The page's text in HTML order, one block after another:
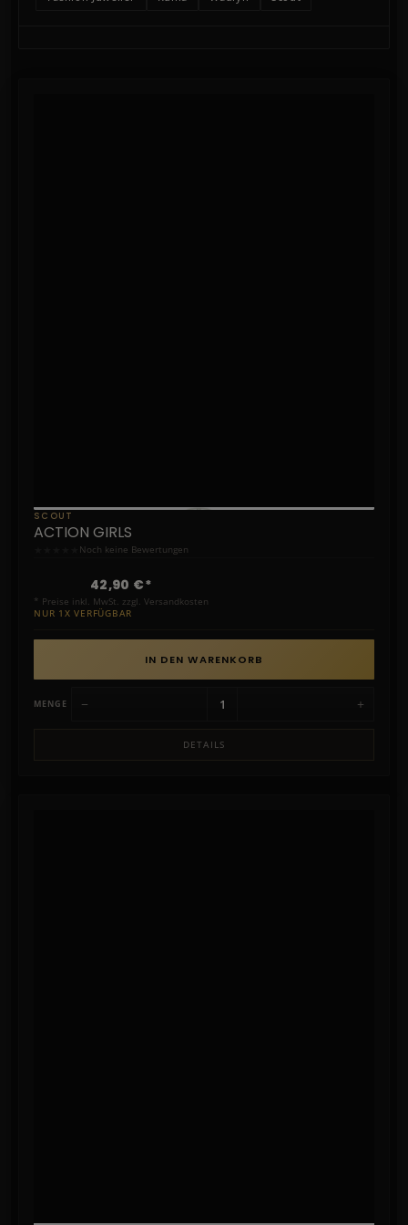
SCOUT
ACTION GIRLS
Noch keine Bewertungen
42,90 €*
* Preise inkl. MwSt. zzgl. Versandkosten
NUR 1X VERFÜGBAR
MENGE − +
IN DEN WARENKORB
DETAILS